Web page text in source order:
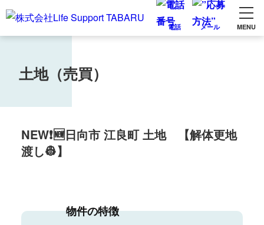
電話 メール MENU
土地（売買）
NEW❗🆕日向市 江良町 土地 【解体更地
渡し👷】
物件の特徴